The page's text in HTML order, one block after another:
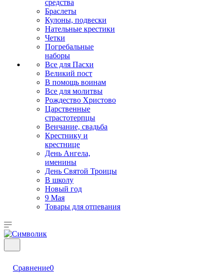
средства
Браслеты
Кулоны, подвески
Нательные крестики
Четки
Погребальные
наборы
Все для Пасхи
Великий пост
В помощь воинам
Все для молитвы
Рождество Христово
Царственные
страстотерпцы
Венчание, свадьба
Крестнику и
крестнице
День Ангела,
именины
День Святой Троицы
В школу
Новый год
9 Мая
Товары для отпевания
Сравнение0